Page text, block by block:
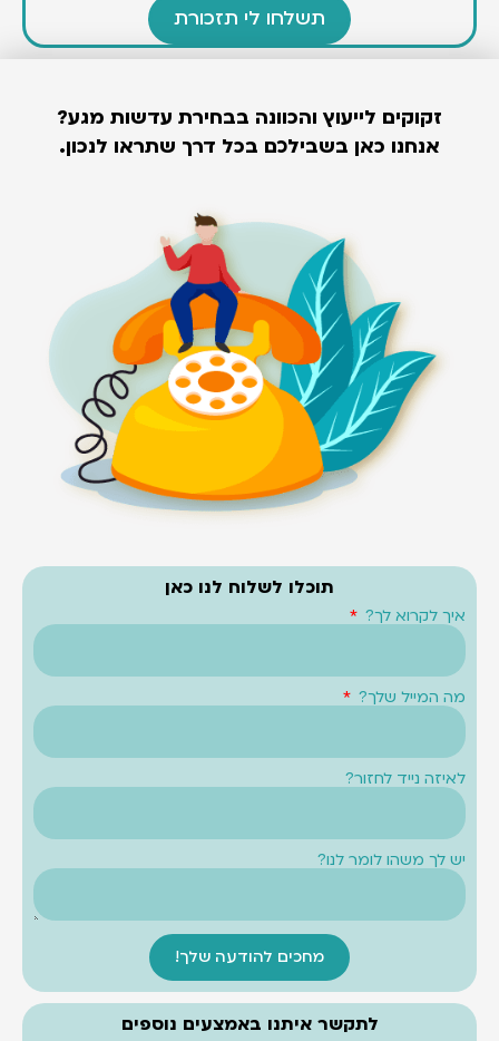
תשלחו לי תזכורת
זקוקים לייעוץ והכוונה בבחירת עדשות מגע?
אנחנו כאן בשבילכם בכל דרך שתראו לנכון.
תוכלו לשלוח לנו כאן
איך לקרוא לך?
מה המייל שלך?
לאיזה נייד לחזור?
יש לך משהו לומר לנו?
מחכים להודעה שלך!
לתקשר איתנו באמצעים נוספים